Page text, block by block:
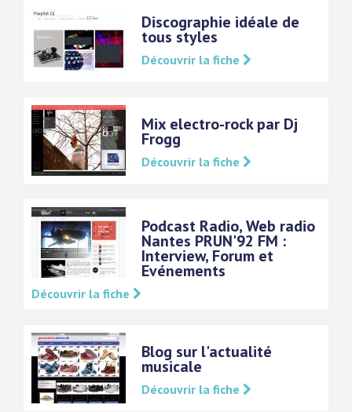
Discographie idéale de
tous styles
Découvrir la fiche
Mix electro-rock par Dj
Frogg
Découvrir la fiche
Podcast Radio, Web radio
Nantes PRUN'92 FM :
Interview, Forum et
Evénements
Découvrir la fiche
Blog sur l'actualité
musicale
Découvrir la fiche